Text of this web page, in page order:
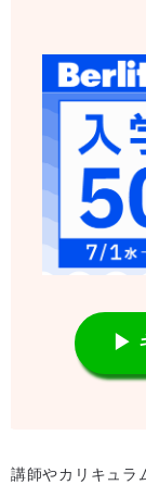
▶
講師やカリキュラ